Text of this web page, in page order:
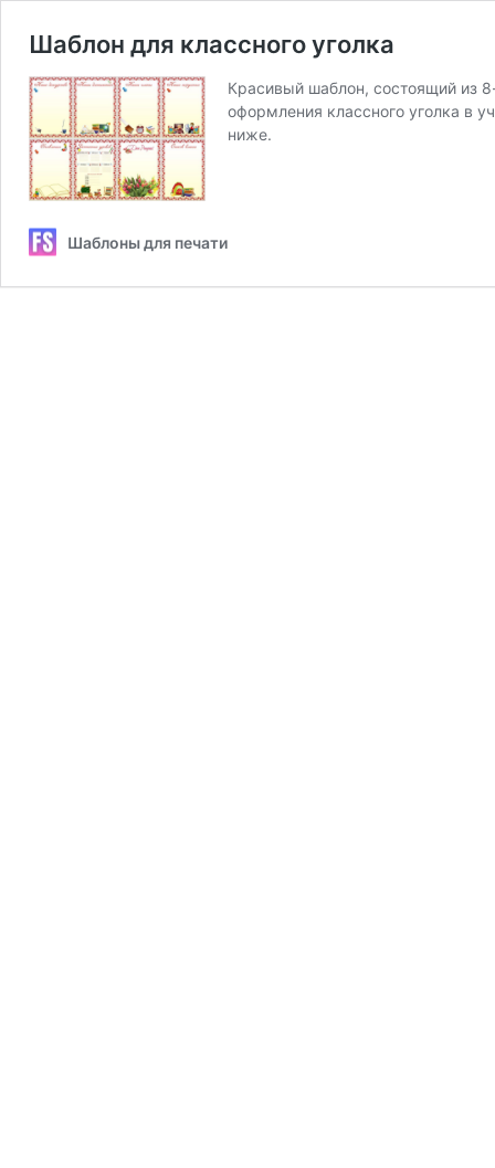
Шаблон для классного уголка
Красивый шаблон, состоящий из
оформления классного уголка в
ниже.
Шаблоны для печати